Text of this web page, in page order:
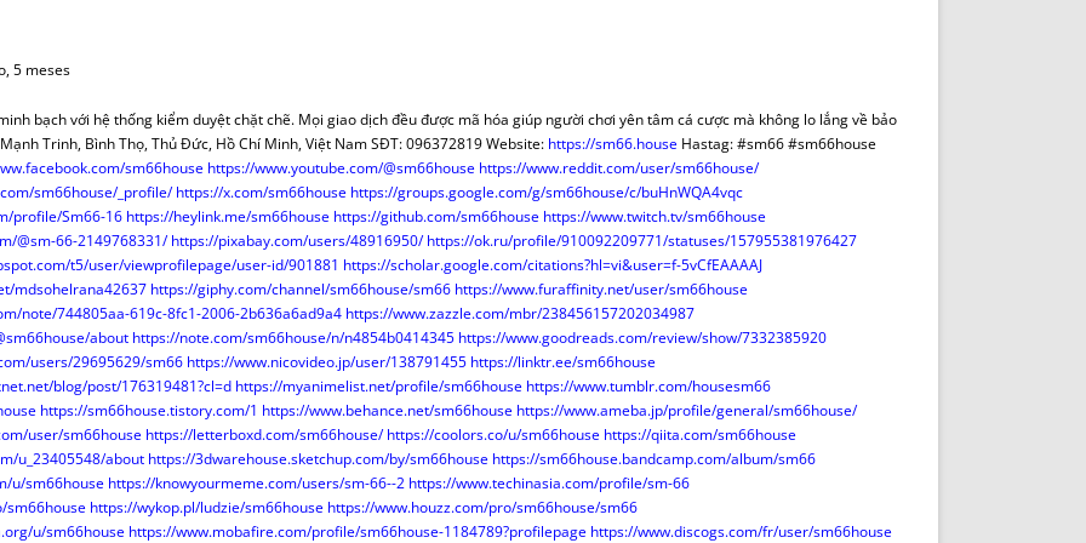
INFORMES MENSUALES F.N.
VARIOS F.N.
(NRUA)
QUÉ…?
SENA
EN BOE
SENTENCIAS FISCAL
VARIOS FISCAL
REVISTA DERECHO CIVIL
VARIOS DOCTRINA
CONSUMO Y DERECHO
ARTÍCULOS CYD
NORMAS CYD
TEMAS PRÁCTICOS
COLABORADORES
VARIOS CYD
PINCELADAS
ARTÍCULOS INTER.
PAÍSES
DICTÁMENES INTERNAC.
VARIOS INTER.
DERECHO EUROPEO
ARTÍCULOS D.E.
NORMATIVA D.E.
AULA SOCIAL
ARTÍCULOS
DISPOSICIONES
OPINIÓN
FUTURAS NORMAS
INFORMES MENSUALES F.N.
PÁGINAS ESPECIALES
VARIOS F.N.
TERRITORIO
INFORMES PERIODICOS
ARTÍCULOS TERRITORIO
HERRAMIENTAS
NORMAS TERRITORIO
VARIOS TERRITORIO
RINCÓN LITERARIO
ENTREVISTAS
CONCURSOS
CORREO
COMPARATIVAS ARTÍCULOS
TERRITORIO
MODELOS MERCANTIL
REDACCIÓN JURÍDICA
¡SABÍAS QUÉ?
CALCULA HIJUELAS
CUOTA HIPOTECA
NODESESPERES
AVISO LEGAL
REPORTAR INCIDENCIA
LOGOTIPO
SONRISA
ENVÍA CORREO
CANALES DE VÍDEO
5 meses
bạch với hệ thống kiểm duyệt chặt chẽ. Mọi giao dịch đều được mã hóa giúp người chơi yên tâm cá cược mà không lo lắng về bảo
Trinh, Bình Thọ, Thủ Đức, Hồ Chí Minh, Việt Nam SĐT: 096372819 Website: https://sm66.house Hastag: #sm66 #sm66house
sm66house https://www.youtube.com/@sm66house https://www.reddit.com/user/sm66house/
sm66house/_profile/ https://x.com/sm66house https://groups.google.com/g/sm66house/c/buHnWQA4vqc
profile/Sm66-16 https://heylink.me/sm66house https://github.com/sm66house https://www.twitch.tv/sm66house
@sm-66-2149768331/ https://pixabay.com/users/48916950/ https://ok.ru/profile/910092209771/statuses/157955381976427
t5/user/viewprofilepage/user-id/901881 https://scholar.google.com/citations?hl=vi&user=f-5vCfEAAAAJ
mdsohelrana42637 https://giphy.com/channel/sm66house/sm66 https://www.furaffinity.net/user/sm66house
note/744805aa-619c-8fc1-2006-2b636a6ad9a4 https://www.zazzle.com/mbr/238456157202034987
about https://note.com/sm66house/n/n4854b0414345 https://www.goodreads.com/review/show/7332385920
users/29695629/sm66 https://www.nicovideo.jp/user/138791455 https://linktr.ee/sm66house
blog/post/176319481?cl=d https://myanimelist.net/profile/sm66house https://www.tumblr.com/housesm66
https://sm66house.tistory.com/1 https://www.behance.net/sm66house https://www.ameba.jp/profile/general/sm66house/
user/sm66house https://letterboxd.com/sm66house/ https://coolors.co/u/sm66house https://qiita.com/sm66house
u_23405548/about https://3dwarehouse.sketchup.com/by/sm66house https://sm66house.bandcamp.com/album/sm66
u/sm66house https://knowyourmeme.com/users/sm-66--2 https://www.techinasia.com/profile/sm-66
sm66house https://wykop.pl/ludzie/sm66house https://www.houzz.com/pro/sm66house/sm66
u/sm66house https://www.mobafire.com/profile/sm66house-1184789?profilepage https://www.discogs.com/fr/user/sm66house